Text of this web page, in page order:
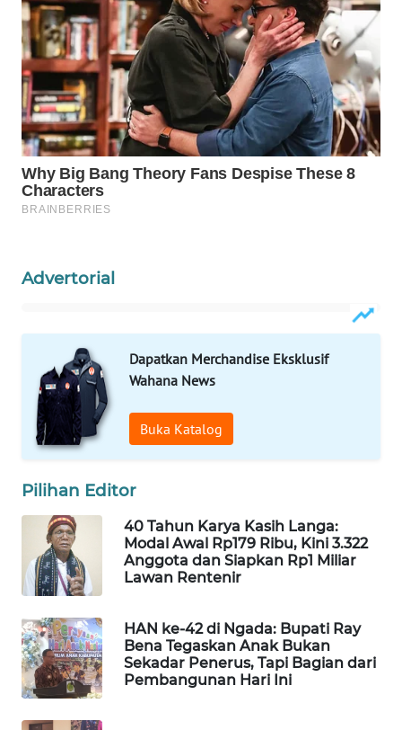
Advertorial
Dapatkan Merchandise Eksklusif
Wahana News
Buka Katalog
Pilihan Editor
40 Tahun Karya Kasih Langa:
Modal Awal Rp179 Ribu, Kini 3.322
Anggota dan Siapkan Rp1 Miliar
Lawan Rentenir
HAN ke-42 di Ngada: Bupati Ray
Bena Tegaskan Anak Bukan
Sekadar Penerus, Tapi Bagian dari
Pembangunan Hari Ini
MASYARAKAT
KELISTRIKAN
WALINKI
ID
MAWAKA
ID
PLN
LPKKI
LKKI
KOPEKLIN
PORTAL
KONSUMEN
ALPERKLINAS